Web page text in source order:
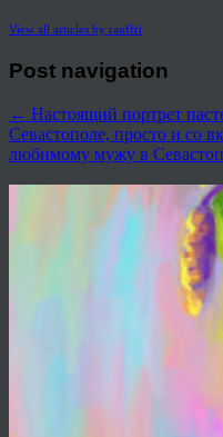
View all articles by rauffri
Post navigation
← Настоящий портрет
Севастополе, просто и со
любимому мужу в